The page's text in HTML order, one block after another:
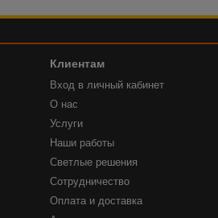
Клиентам
Вход в личный кабинет
О нас
Услуги
Наши работы
Светлые решения
Сотрудничество
Оплата и доставка